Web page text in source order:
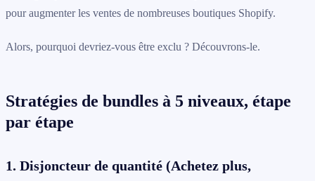
pour augmenter les ventes de nombreuses boutiques Shopify.
Alors, pourquoi devriez-vous être exclu ? Découvrons-le.
Stratégies de bundles à 5 niveaux, étape
par étape
1. Disjoncteur de quantité (Achetez plus,